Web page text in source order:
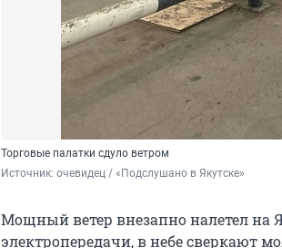
Торговые палатки сдуло ветром
Источник: очевидец / «Подслушано в Якутске»
Мощный ветер внезапно налетел
электропередачи, в небе сверкают